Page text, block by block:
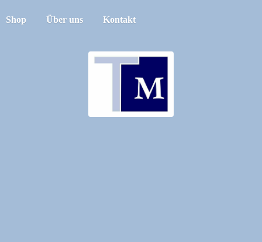
Shop Über uns Kontakt